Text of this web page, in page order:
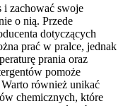
i zachować swoje
o nią. Przede
dotyczących
prać w pralce, jednak
prania oraz
pomoże
również unikać
chemicznych, które